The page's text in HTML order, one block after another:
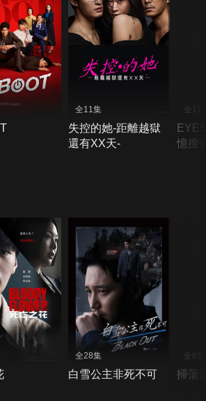
全11集
失控的她-距離越獄
還有XX天-
全11
憶搜
全28集
白雪公主非死不可
全6集
掃蕩